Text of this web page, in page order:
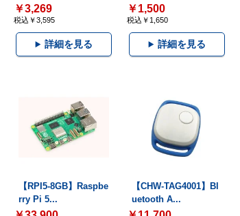
￥3,269
税込￥3,595
詳細を見る
￥1,500
税込￥1,650
詳細を見る
【RPI5-8GB】Raspbe
rry Pi 5...
【CHW-TAG4001】Bl
uetooth A...